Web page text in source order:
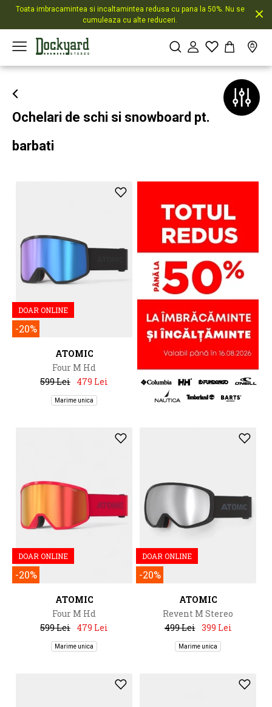
Toata imbracamintea si incaltamintea redusa cu pana la 50%. Nu se
cumuleaza cu alte reduceri.
Ochelari de schi si snowboard pt.
barbati
DOAR ONLINE
-20%
ATOMIC
Four M Hd
599 Lei 479 Lei
Marime unica
DOAR ONLINE
-20%
ATOMIC
Four M Hd
599 Lei 479 Lei
Marime unica
DOAR ONLINE
-20%
ATOMIC
Revent M Stereo
499 Lei 399 Lei
Marime unica